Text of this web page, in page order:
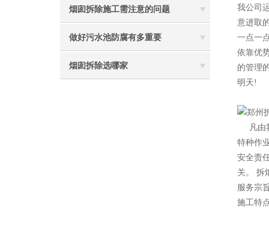
烟囱拆除施工需注意的问题
做好污水池防腐有多重要
烟囱拆除选哪家
我公司
意进取
一点一
依靠优
的管理
明天!
凡由
特种作
安全责
关。 拆
服务宗
施工特